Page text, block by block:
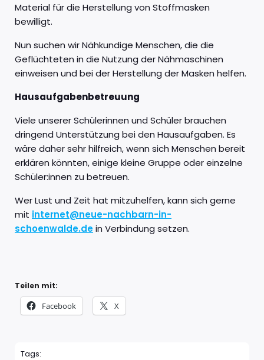
Material für die Herstellung von Stoffmasken
bewilligt.
Nun suchen wir Nähkundige Menschen, die die
Geflüchteten in die Nutzung der Nähmaschinen
einweisen und bei der Herstellung der Masken helfen.
Hausaufgabenbetreuung
Viele unserer Schülerinnen und Schüler brauchen
dringend Unterstützung bei den Hausaufgaben. Es
wäre daher sehr hilfreich, wenn sich Menschen bereit
erklären könnten, einige kleine Gruppe oder einzelne
Schüler:innen zu betreuen.
Wer Lust und Zeit hat mitzuhelfen, kann sich gerne
mit internet@neue-nachbarn-in-
schoenwalde.dein Verbindung setzen.
Teilen mit:
Facebook X
Tags: